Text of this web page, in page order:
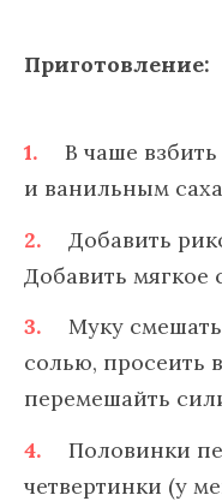
Приготовление:
В чаше
и ванильным
Добавить
Добавить мягкое
Муку
солью, просеить
перемешайть
Половинки
четвертинки (у